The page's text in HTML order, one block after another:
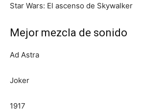
Star Wars: El ascenso de Skywalker
Mejor mezcla de sonido
Ad Astra
Joker
1917